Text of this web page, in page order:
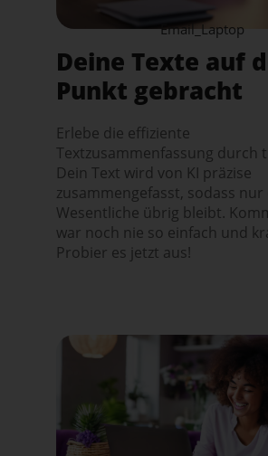
Email_Laptop
Deine Texte auf
Punkt gebracht
Erlebe die effiziente
Textzusammenfassung durch
Dein Text wird von KI präzise
zusammengefasst, sodass nur
Wesentliche übrig bleibt.
war noch nie so einfach und
Probier es jetzt aus!